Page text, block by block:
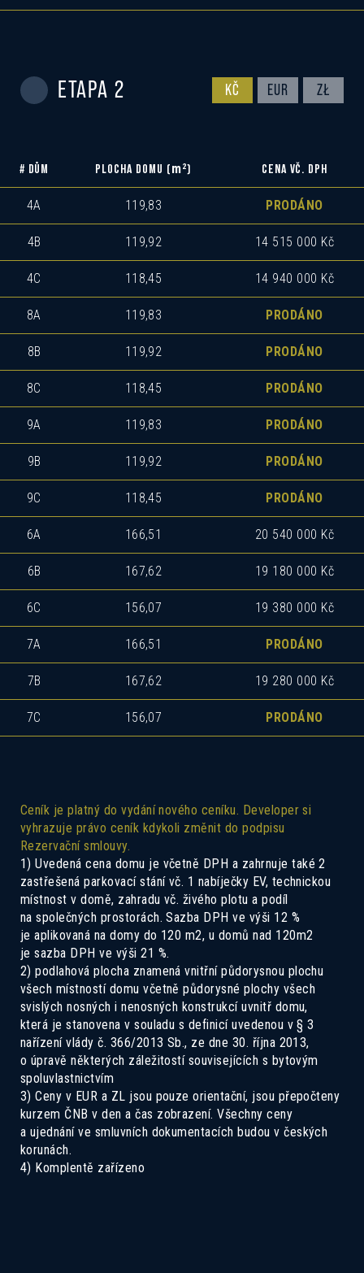
ETAPA 2 KČ EUR ZŁ
# DŮM PLOCHA DOMU (m2) CENA VČ. DPH
4A 119,83 PRODÁNO
4B 119,92 14 515 000 Kč
4C 118,45 14 940 000 Kč
8A 119,83 PRODÁNO
8B 119,92 PRODÁNO
8C 118,45 PRODÁNO
9A 119,83 PRODÁNO
9B 119,92 PRODÁNO
9C 118,45 PRODÁNO
6A 166,51 20 540 000 Kč
6B 167,62 19 180 000 Kč
6C 156,07 19 380 000 Kč
7A 166,51 PRODÁNO
7B 167,62 19 280 000 Kč
7C 156,07 PRODÁNO
Ceník je platný do vydání nového ceníku. Developer si
vyhrazuje právo ceník kdykoli změnit do podpisu
Rezervační smlouvy.
1) Uvedená cena domu je včetně DPH a zahrnuje také 2
zastřešená parkovací stání vč. 1 nabíječky EV, technickou
místnost v domě, zahradu vč. živého plotu a podíl
na společných prostorách. Sazba DPH ve výši 12 %
je aplikovaná na domy do 120 m2, u domů nad 120m2
je sazba DPH ve výši 21 %.
2) podlahová plocha znamená vnitřní půdorysnou plochu
všech místností domu včetně půdorysné plochy všech
svislých nosných i nenosných konstrukcí uvnitř domu,
která je stanovena v souladu s definicí uvedenou v § 3
nařízení vlády č. 366/2013 Sb., ze dne 30. října 2013,
o úpravě některých záležitostí souvisejících s bytovým
spoluvlastnictvím
3) Ceny v EUR a ZL jsou pouze orientační, jsou přepočteny
kurzem ČNB v den a čas zobrazení. Všechny ceny
a ujednání ve smluvních dokumentacích budou v českých
korunách.
4) Komplentě zařízeno
Pokud Vás zajímá tento dům, ozvěte se
nám a rádi Vás seznámíme se všemi
možnostmi.